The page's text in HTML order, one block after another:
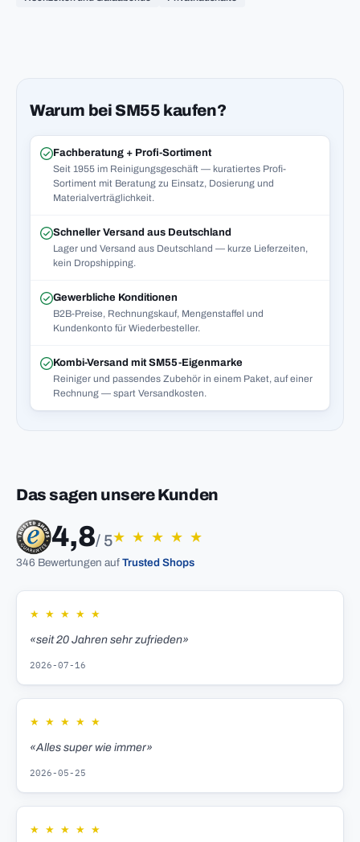
Warum bei SM55 kaufen?
Fachberatung + Profi-Sortiment
Seit 1955 im Reinigungsgeschäft — kuratiertes Profi-
Sortiment mit Beratung zu Einsatz, Dosierung und
Materialverträglichkeit.
Schneller Versand aus Deutschland
Lager und Versand aus Deutschland — kurze Lieferzeiten,
kein Dropshipping.
Gewerbliche Konditionen
B2B-Preise, Rechnungskauf, Mengenstaffel und
Kundenkonto für Wiederbesteller.
Kombi-Versand mit SM55-Eigenmarke
Reiniger und passendes Zubehör in einem Paket, auf einer
Rechnung — spart Versandkosten.
Das sagen unsere Kunden
4,8/ 5★ ★ ★ ★ ★
346 Bewertungen auf Trusted Shops
★ ★ ★ ★ ★
«seit 20 Jahren sehr zufrieden»
2026-07-16
★ ★ ★ ★ ★
«Alles super wie immer»
2026-05-25
★ ★ ★ ★ ★